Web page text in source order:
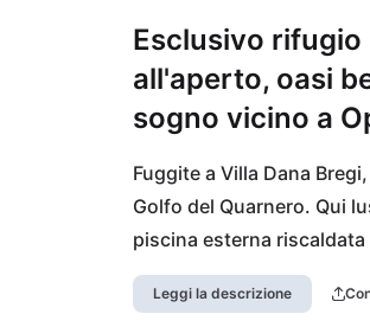
Esclusivo rifugio
all'aperto, oasi
sogno vicino a
Fuggite a Villa Dana
Golfo del Quarnero. Qui
piscina esterna
jacuzzi privata, godetevi
interna. Non lontano,
Leggi la descrizione